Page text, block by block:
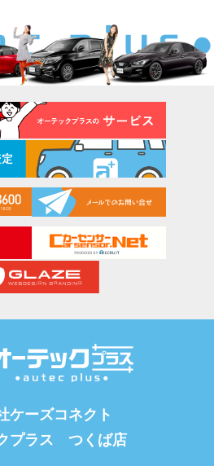
ケーズコネクト
プラス つくば店